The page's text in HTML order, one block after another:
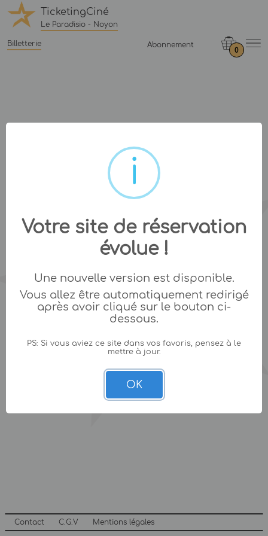
TicketingCiné
Le Paradisio - Noyon
Billetterie Abonnement
0
Contact C.G.V Mentions légales
Votre site de réservation
évolue !
Une nouvelle version est disponible.
Vous allez être automatiquement redirigé
après avoir cliqué sur le bouton ci-
dessous.
PS: Si vous aviez ce site dans vos favoris, pensez à le
mettre à jour.
OK